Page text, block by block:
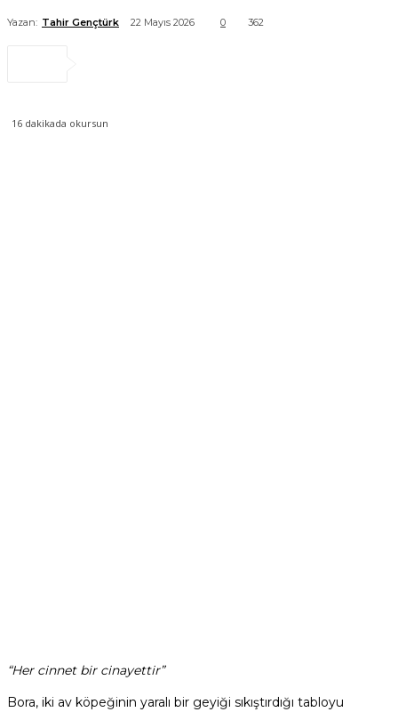
Yazan: Tahir Gençtürk 22 Mayıs 2026 0 362
16 dakikada okursun
“Her cinnet bir cinayettir”
Bora, iki av köpeğinin yaralı bir geyiği sıkıştırdığı tabloyu